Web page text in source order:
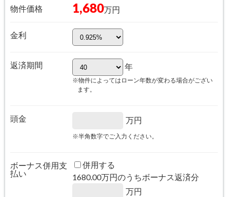
物件価格 1,680万円
金利
返済期間 年
※物件によってはローン年数が変わる場合がござい
ます。
頭金 万円
※半角数字でご入力ください。
ボーナス併用支
払い
併用する
1680.00万円のうちボーナス返済分
万円